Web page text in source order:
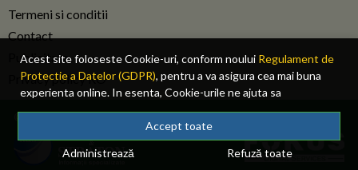
Acest site foloseste Cookie-uri, conform noului Regulament de
Protectie a Datelor (GDPR), pentru a va asigura cea mai buna
experienta online. In esenta, Cookie-urile ne ajuta sa
imbunatatim continutul de pe site, oferindu-va dvs., cititorul, o
experienta online personalizata si mult mai rapida. Ele sunt
folosite doar de site-ul nostru si partenerii nostri de incredere.
AICIpentru detalii despre politica de Cookie-uri.
Accept toate
Administrează
Refuză toate
Termeni si conditii
Contact
Publicitate
Privacy policy RO
© 2026 Fiscalitatea.ro. Toate drepturile rezervate.